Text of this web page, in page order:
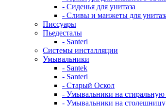
- Сиденья для унитаза
- Сливы и манжеты для
Писсуары
Пьедесталы
- Santeri
Системы инсталляции
Умывальники
- Santek
- Santeri
- Старый Оскол
- Умывальники на
- Умывальники на столешницу